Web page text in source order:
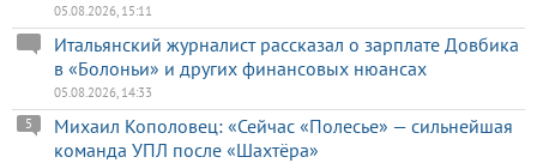
05.08.2026, 15:11
Итальянский журналист рассказал о зарплате Довбика
в «Болоньи» и других финансовых нюансах
05.08.2026, 14:33
Михаил Кополовец: «Сейчас «Полесье» — сильнейшая
команда УПЛ после «Шахтёра»
5